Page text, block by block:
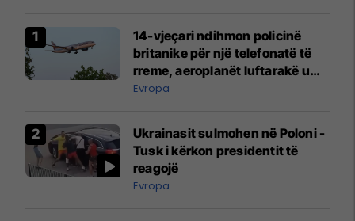
14-vjeçari ndihmon policinë
britanike për një telefonatë të
rreme, aeroplanët luftarakë u
ngritën në ajër për të
Mançesterit
Evropa
Ukrainasit sulmohen në Poloni -
Tusk i kërkon presidentit të
reagojë
Evropa